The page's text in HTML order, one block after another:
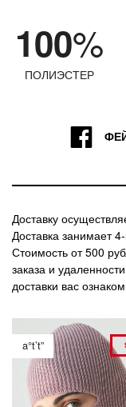
100%
ПОЛИЭСТЕР
9
Доставку
Доставка занимает
Стоимость от 500
заказа и
доставки вас
a°t’t”